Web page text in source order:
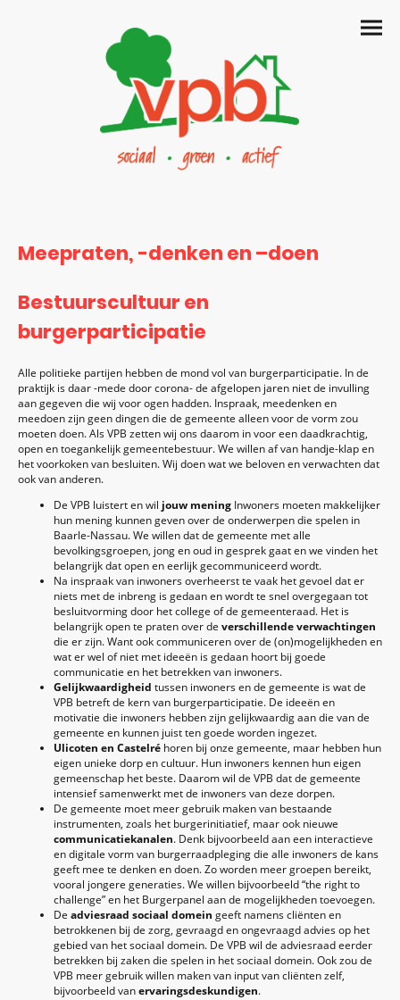
Meepraten, -denken en –doen
Bestuurscultuur en
burgerparticipatie
Alle politieke partijen hebben de mond vol van burgerparticipatie. In de
praktijk is daar -mede door corona- de afgelopen jaren niet de invulling
aan gegeven die wij voor ogen hadden. Inspraak, meedenken en
meedoen zijn geen dingen die de gemeente alleen voor de vorm zou
moeten doen. Als VPB zetten wij ons daarom in voor een daadkrachtig,
open en toegankelijk gemeentebestuur. We willen af van handje-klap en
het voorkoken van besluiten. Wij doen wat we beloven en verwachten dat
ook van anderen.
De VPB luistert en wil jouw mening Inwoners moeten makkelijker
hun mening kunnen geven over de onderwerpen die spelen in
Baarle-Nassau. We willen dat de gemeente met alle
bevolkingsgroepen, jong en oud in gesprek gaat en we vinden het
belangrijk dat open en eerlijk gecommuniceerd wordt.
Na inspraak van inwoners overheerst te vaak het gevoel dat er
niets met de inbreng is gedaan en wordt te snel overgegaan tot
besluitvorming door het college of de gemeenteraad. Het is
belangrijk open te praten over de verschillende verwachtingen
die er zijn. Want ook communiceren over de (on)mogelijkheden en
wat er wel of niet met ideeën is gedaan hoort bij goede
communicatie en het betrekken van inwoners.
Gelijkwaardigheid tussen inwoners en de gemeente is wat de
VPB betreft de kern van burgerparticipatie. De ideeën en
motivatie die inwoners hebben zijn gelijkwaardig aan die van de
gemeente en kunnen juist ten goede worden ingezet.
Ulicoten en Castelré horen bij onze gemeente, maar hebben hun
eigen unieke dorp en cultuur. Hun inwoners kennen hun eigen
gemeenschap het beste. Daarom wil de VPB dat de gemeente
intensief samenwerkt met de inwoners van deze dorpen.
De gemeente moet meer gebruik maken van bestaande
instrumenten, zoals het burgerinitiatief, maar ook nieuwe
communicatiekanalen. Denk bijvoorbeeld aan een interactieve
en digitale vorm van burgerraadpleging die alle inwoners de kans
geeft mee te denken en doen. Zo worden meer groepen bereikt,
vooral jongere generaties. We willen bijvoorbeeld “the right to
challenge” en het Burgerpanel aan de mogelijkheden toevoegen.
De adviesraad sociaal domein geeft namens cliënten en
betrokkenen bij de zorg, gevraagd en ongevraagd advies op het
gebied van het sociaal domein. De VPB wil de adviesraad eerder
betrekken bij zaken die spelen in het sociaal domein. Ook zou de
VPB meer gebruik willen maken van input van cliënten zelf,
bijvoorbeeld vanervaringsdeskundigen.